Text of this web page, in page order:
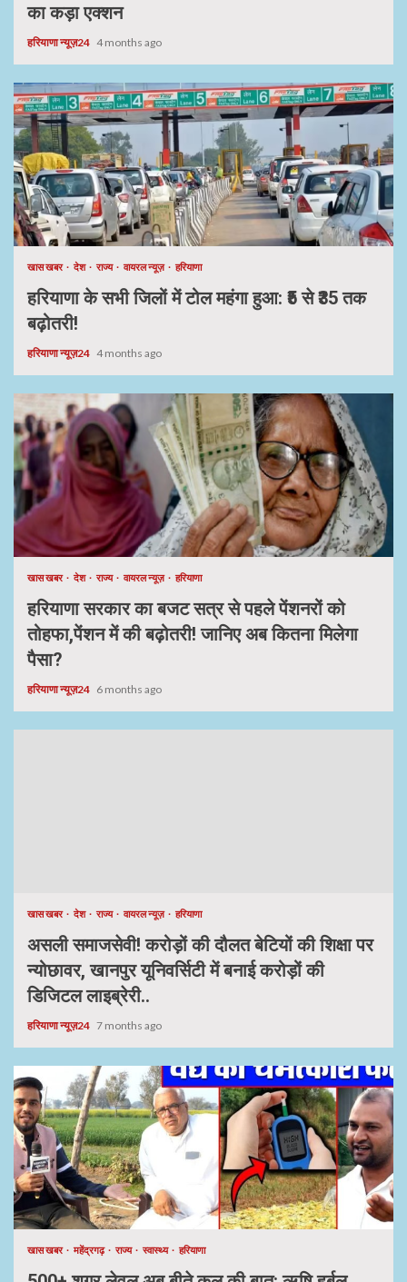
का कड़ा एक्शन
हरियाणा न्यूज़24 4 months ago
खास खबर देश राज्य वायरल न्यूज़ हरियाणा
हरियाणा के सभी जिलों में टोल महंगा हुआ: ₹5 से ₹35 तक
बढ़ोतरी!
हरियाणा न्यूज़24 4 months ago
खास खबर देश राज्य वायरल न्यूज़ हरियाणा
हरियाणा सरकार का बजट सत्र से पहले पेंशनरों को
तोहफा,पेंशन में की बढ़ोतरी! जानिए अब कितना मिलेगा
पैसा?
हरियाणा न्यूज़24 6 months ago
खास खबर देश राज्य वायरल न्यूज़ हरियाणा
असली समाजसेवी! करोड़ों की दौलत बेटियों की शिक्षा पर
न्योछावर, खानपुर यूनिवर्सिटी में बनाई करोड़ों की
डिजिटल लाइब्रेरी..
हरियाणा न्यूज़24 7 months ago
खास खबर महेंद्रगढ़ राज्य स्वास्थ्य हरियाणा